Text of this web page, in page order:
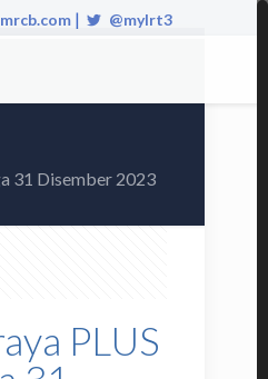
| @mylrt3
31 Disember 2023
PLUS